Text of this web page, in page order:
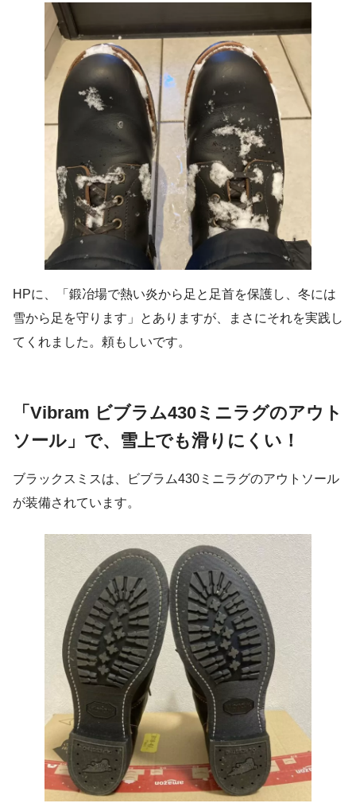
HPに、「鍛冶場で熱い炎から足と足首を保護し、冬には
雪から足を守ります」とありますが、まさにそれを実践し
てくれました。頼もしいです。
「Vibram ビブラム430ミニラグのアウト
ソール」で、雪上でも滑りにくい！
ブラックスミスは、ビブラム430ミニラグのアウトソール
が装備されています。